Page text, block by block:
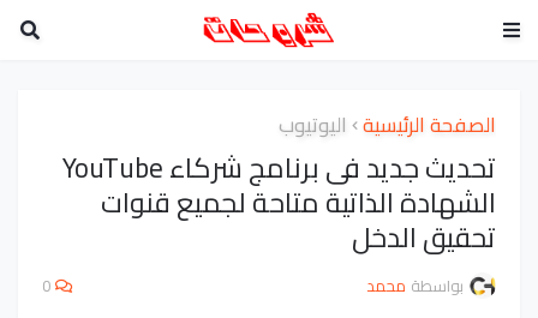
الصفحة الرئيسية اليوتيوب
تحديث جديد فى برنامج شركاء YouTube
الشهادة الذاتية متاحة لجميع قنوات
تحقيق الدخل
بواسطة محمد 0